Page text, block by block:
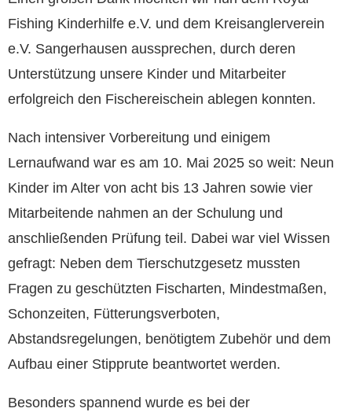
Fishing Kinderhilfe e.V. und dem Kreisanglerverein
e.V. Sangerhausen aussprechen, durch deren
Unterstützung unsere Kinder und Mitarbeiter
erfolgreich den Fischereischein ablegen konnten.
Nach intensiver Vorbereitung und einigem
Lernaufwand war es am 10. Mai 2025 so weit: Neun
Kinder im Alter von acht bis 13 Jahren sowie vier
Mitarbeitende nahmen an der Schulung und
anschließenden Prüfung teil. Dabei war viel Wissen
gefragt: Neben dem Tierschutzgesetz mussten
Fragen zu geschützten Fischarten, Mindestmaßen,
Schonzeiten, Fütterungsverboten,
Abstandsregelungen, benötigtem Zubehör und dem
Aufbau einer Stipprute beantwortet werden.
Besonders spannend wurde es bei der